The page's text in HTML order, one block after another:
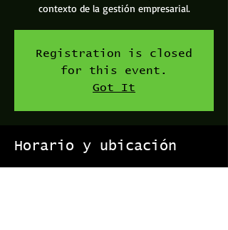
contexto de la gestión empresarial.
Registration is closed
for this event.
Got It
Horario y ubicación